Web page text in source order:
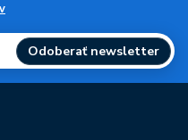
Odoberať newsletter